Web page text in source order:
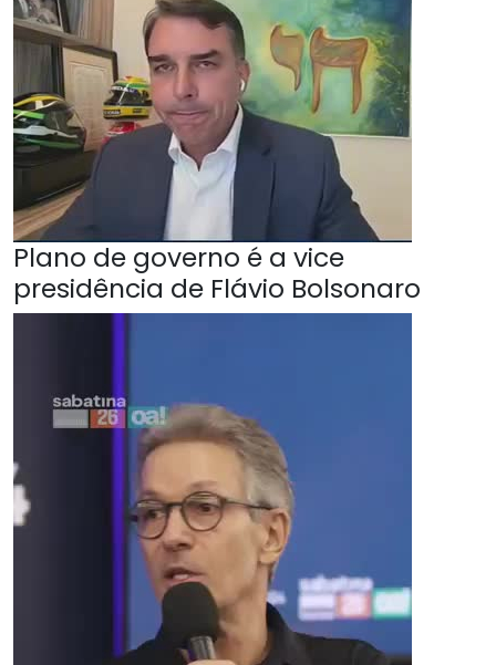
Plano de governo é a vice
presidência de Flávio Bolsonaro